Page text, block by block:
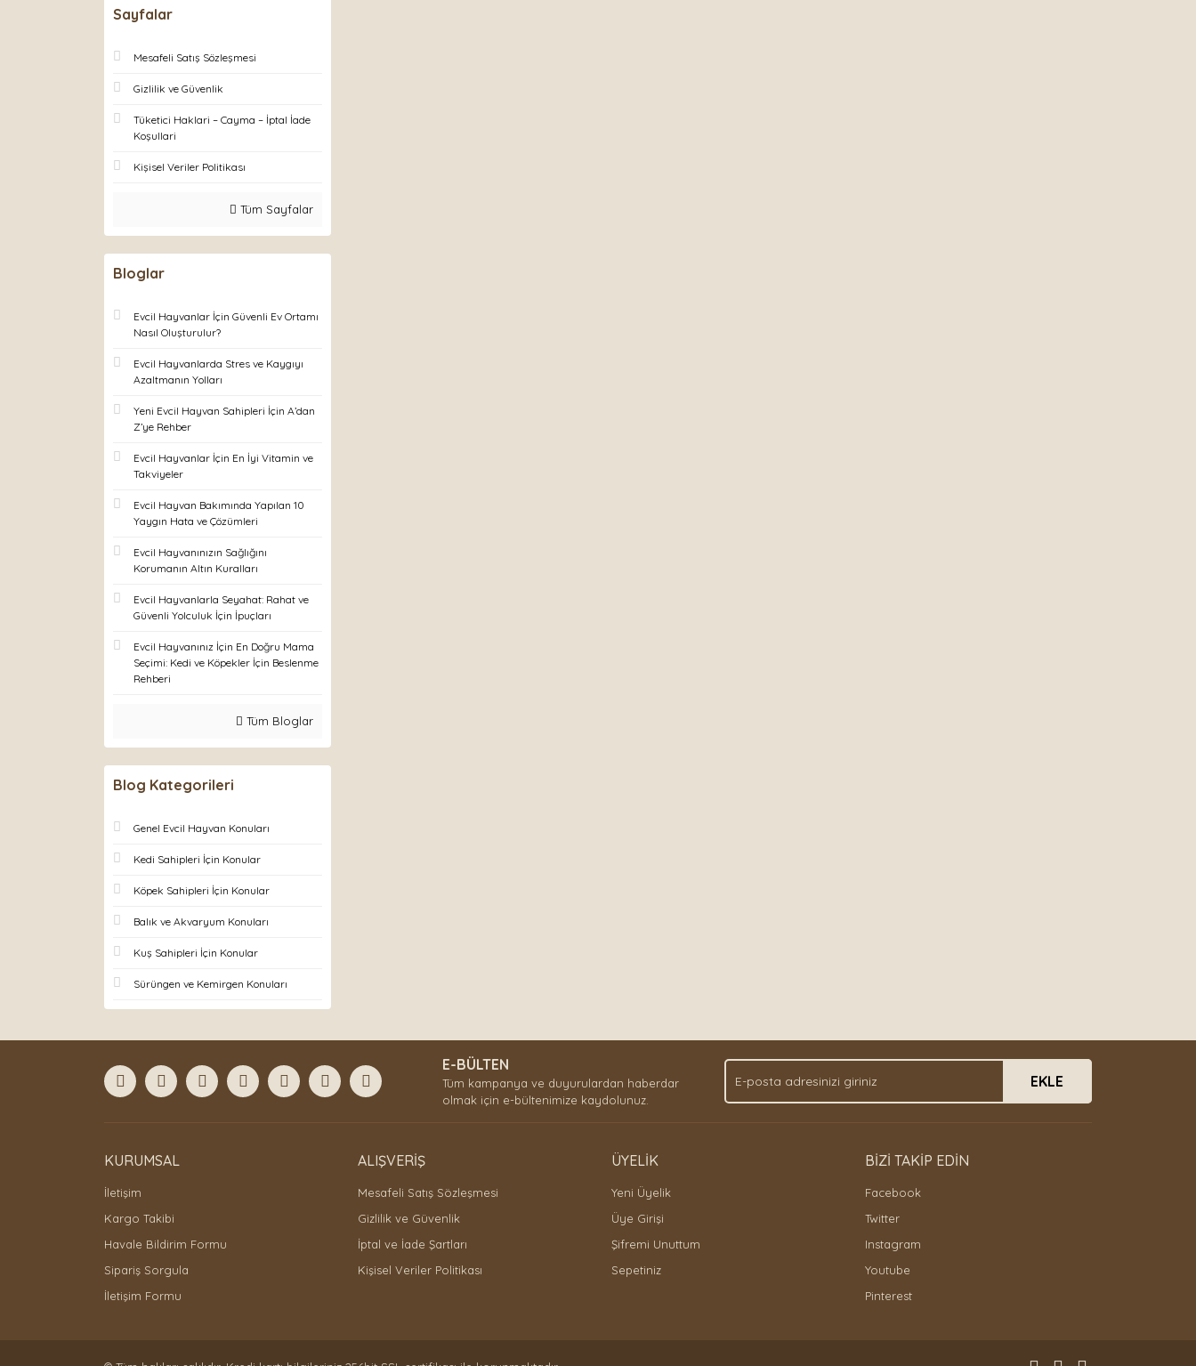
Sayfalar
Mesafeli Satış Sözleşmesi
Gizlilik ve Güvenlik
Tüketici Haklari – Cayma – İptal İade
Koşullari
Kişisel Veriler Politikası
Tüm Sayfalar
Bloglar
Evcil Hayvanlar İçin Güvenli Ev Ortamı
Nasıl Oluşturulur?
Evcil Hayvanlarda Stres ve Kaygıyı
Azaltmanın Yolları
Yeni Evcil Hayvan Sahipleri İçin A’dan
Z’ye Rehber
Evcil Hayvanlar İçin En İyi Vitamin ve
Takviyeler
Evcil Hayvan Bakımında Yapılan 10
Yaygın Hata ve Çözümleri
Evcil Hayvanınızın Sağlığını
Korumanın Altın Kuralları
Evcil Hayvanlarla Seyahat: Rahat ve
Güvenli Yolculuk İçin İpuçları
Evcil Hayvanınız İçin En Doğru Mama
Seçimi: Kedi ve Köpekler İçin Beslenme
Rehberi
Tüm Bloglar
Blog Kategorileri
Genel Evcil Hayvan Konuları
Kedi Sahipleri İçin Konular
Köpek Sahipleri İçin Konular
Balık ve Akvaryum Konuları
Kuş Sahipleri İçin Konular
Sürüngen ve Kemirgen Konuları
E-BÜLTEN
Tüm kampanya ve duyurulardan haberdar
olmak için e-bültenimize kaydolunuz.
EKLE
KURUMSAL
İletişim
Kargo Takibi
Havale Bildirim Formu
Sipariş Sorgula
İletişim Formu
ALIŞVERİŞ
Mesafeli Satış Sözleşmesi
Gizlilik ve Güvenlik
İptal ve İade Şartları
Kişisel Veriler Politikası
ÜYELİK
Yeni Üyelik
Üye Girişi
Şifremi Unuttum
Sepetiniz
BİZİ TAKİP EDİN
Facebook
Twitter
Instagram
Youtube
Pinterest